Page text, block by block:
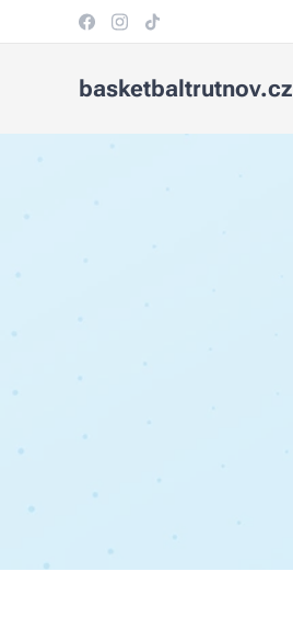
basketbaltrutnov.cz